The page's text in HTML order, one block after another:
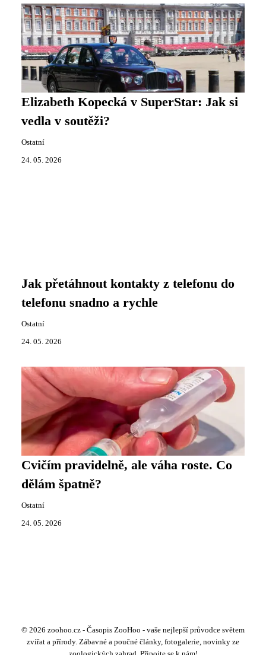
Elizabeth Kopecká v SuperStar: Jak si
vedla v soutěži?
Ostatní
24. 05. 2026
Jak přetáhnout kontakty z telefonu do
telefonu snadno a rychle
Ostatní
24. 05. 2026
Cvičím pravidelně, ale váha roste. Co
dělám špatně?
Ostatní
24. 05. 2026
© 2026 zoohoo.cz - Časopis ZooHoo - vaše nejlepší průvodce světem
zvířat a přírody. Zábavné a poučné články, fotogalerie, novinky ze